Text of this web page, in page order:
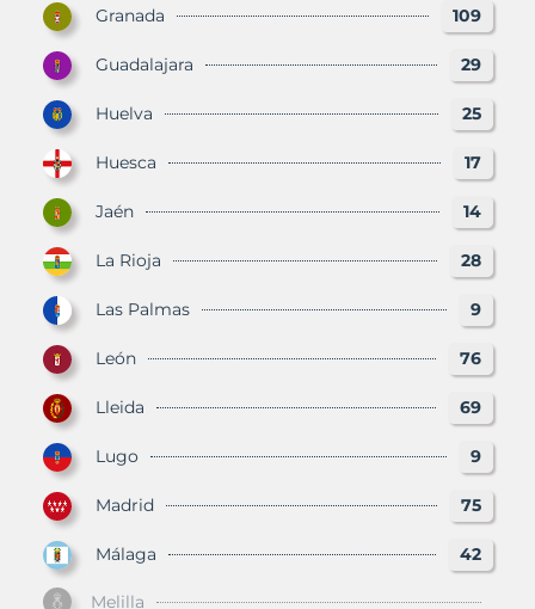
Granada 109
Guadalajara 29
Huelva 25
Huesca 17
Jaén 14
La Rioja 28
Las Palmas 9
León 76
Lleida 69
Lugo 9
Madrid 75
Málaga 42
Melilla